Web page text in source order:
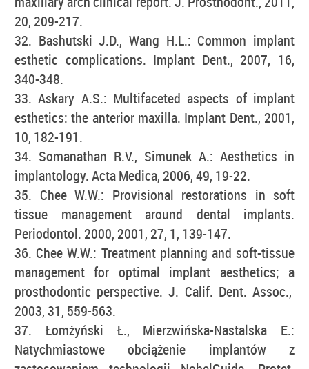
20, 209-217.
32. Bashutski J.D., Wang H.L.: Common implant
esthetic complications. Implant Dent., 2007, 16,
340-348.
33. Askary A.S.: Multifaceted aspects of implant
esthetics: the anterior maxilla. Implant Dent., 2001,
10, 182-191.
34. Somanathan R.V., Simunek A.: Aesthetics in
implantology. Acta Medica, 2006, 49, 19-22.
35. Chee W.W.: Provisional restorations in soft
tissue management around dental implants.
Periodontol. 2000, 2001, 27, 1, 139-147.
36. Chee W.W.: Treatment planning and soft-tissue
management for optimal implant aesthetics; a
prosthodontic perspective. J. Calif. Dent. Assoc.,
2003, 31, 559-563.
37. Łomżyński Ł., Mierzwińska-Nastalska E.:
Natychmiastowe obciążenie implantów z